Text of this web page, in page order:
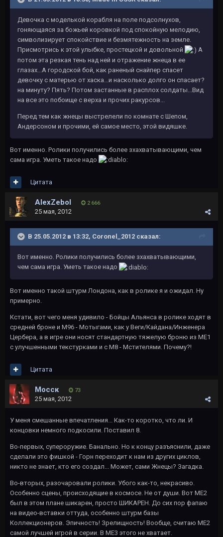
Девочка с моделькой корабля на поле подсолнухов,
гоняющаяся за божьей коровкой под спокойную мелодию,
символизирует спокойствие и безмятежность на земле.
Присмотрись к этой улыбке, простецкой и довольной
А
потом эта резкая тень над ней и отражение жнеца в ее
глазах...А городской бой, как раненый снайпер спасет
девочку с матерью от хаска...и насколько долго он спасает?
на минуту? Пять? Потом застанные в расплох солдаты...Вид
на все это побоище с верха и прочих ракурсов...
Перед тем как жнецы выстрелели по комнате с Шепом,
Андерсоном и прочими, ей самое место, этой видяшке.
Вот именно. Ролики получились более зхахватывающими, чем
сама игра. Уметь такое надо
Цитата
AlexZebol 2 666
25 мая, 2012
В 25.05.2012 в 13:32, Coronel_2012 сказал:
Вот именно. Ролики получились более зхахватывающими,
чем сама игра. Уметь такое надо
Вот именно такой штурм Лондона, как в ролике я и ожидал. Ну
примерно.
Кстати, вот чего меня удивило - Бойцы Альянса в ролике ходят в
средней броне и М96 - Мотыгами, как у Веги/Кайдана/Инженера
Цербера, а в игре они носят стандартную тяжелую броню из МЕ1
с улучшенными текстурками и с М8 - Мстителями. Почему?!
Цитата
Мосск 73
25 мая, 2012
У меня смешанные впечатления... Как-то коротко, что ли. И
концовки немного подкосили. Поставил 8.
Во-первых, супероружие. Банально. Но к концу разъяснили, даже
сделали это фишкой - Горн переходит к нам из других циклов,
никто не знает, кто его создал... Может, сами Жнецы? Загадка.
Во-вторых, разочаровали ролики. Убого как-то, некрасиво.
Особенно сцены, происходящие в космосе. Не от души. Вот МЕ2
был в этом плане шикарен, просто ШИКАРЕН. До сих пор фапаю
на видео-вставки оттуда, особенно штурм базы
Коллекционеров. Эпичность! Зрелищность! Вообще, считаю МЕ2
самой лучшей игрой в серии. В МЕ3 этого не хватает.